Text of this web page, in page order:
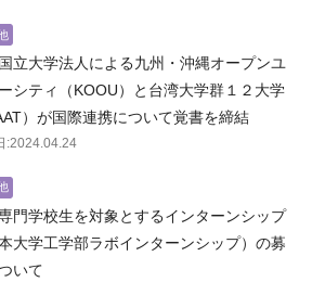
立大学法人による九州・沖縄オープンユ
シティ（KOOU）と台湾大学群１２大学
）が国際連携について覚書を締結
:2024.04.24
門学校生を対象とするインターンシップ
本大学工学部ラボインターンシップ）の募
いて